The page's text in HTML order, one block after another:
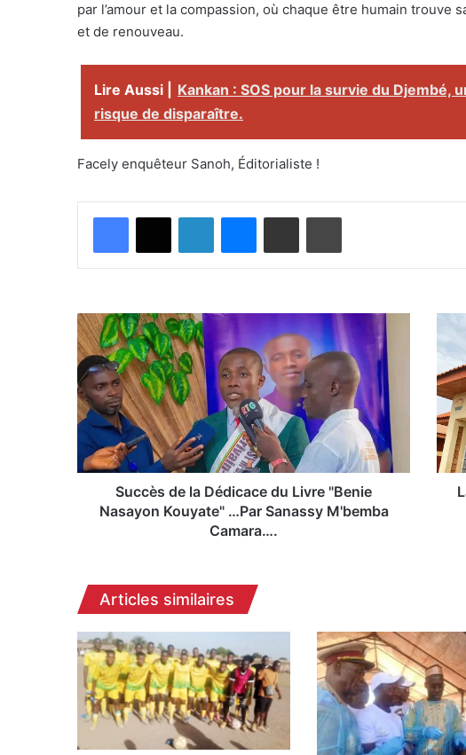
par l’amour et la compassion, où chaque être humain trouve
et de renouveau.
Lire Aussi |
Kankan : SOS pour la survie du
risque de disparaître.
Facely enquêteur Sanoh, Éditorialiste !
Facebook
X LinkedinMessenger
Partager par email Imprimer
Succès
de
la
Dédicace
du
Livre
"Benie
Nasayon
Kouyate"
Succès de la Dédicace du Livre "Benie
Nasayon Kouyate" …Par Sanassy M'bemba
Camara….
de
la
de
par
Articles similaires